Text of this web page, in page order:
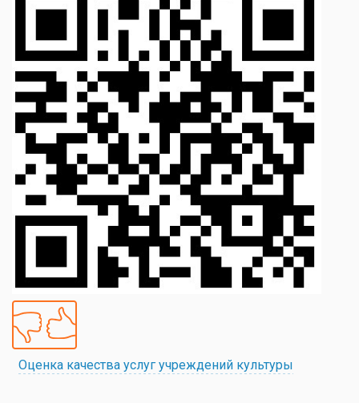
Оценка качества услуг учреждений культуры